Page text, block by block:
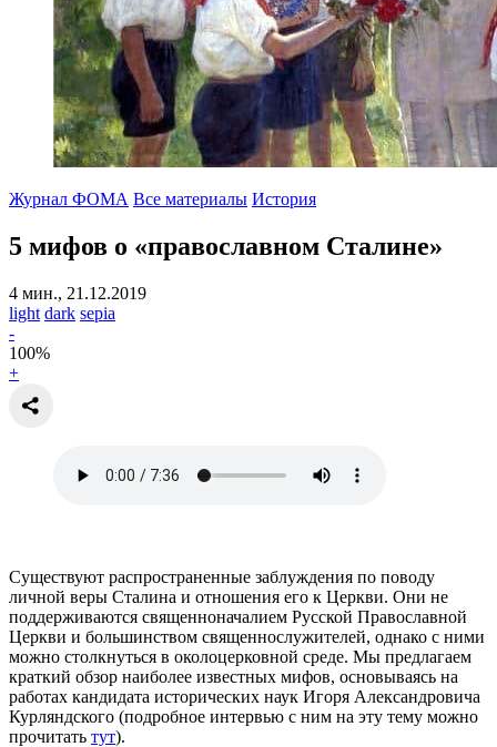
Журнал ФОМА Все материалы История
5 мифов о «православном Сталине»
4 мин., 21.12.2019
light dark sepia
-
100%
+
Существуют распространенные заблуждения по поводу
личной веры Сталина и отношения его к Церкви. Они не
поддерживаются священноначалием Русской Православной
Церкви и большинством священнослужителей, однако с ними
можно столкнуться в околоцерковной среде. Мы предлагаем
краткий обзор наиболее известных мифов, основываясь на
работах кандидата исторических наук Игоря Александровича
Курляндского (подробное интервью с ним на эту тему можно
прочитать тут).